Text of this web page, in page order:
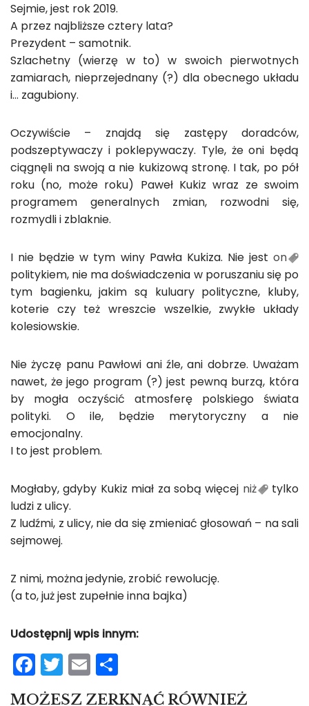
Sejmie, jest rok 2019.
A przez najbliższe cztery lata?
Prezydent – samotnik.
Szlachetny (wierzę w to) w swoich pierwotnych
zamiarach, nieprzejednany (?) dla obecnego układu
i… zagubiony.
Oczywiście – znajdą się zastępy doradców,
podszeptywaczy i poklepywaczy. Tyle, że oni będą
ciągnęli na swoją a nie kukizową stronę. I tak, po pół
roku (no, może roku) Paweł Kukiz wraz ze swoim
programem generalnych zmian, rozwodni się,
rozmydli i zblaknie.
I nie będzie w tym winy Pawła Kukiza. Nie jest on
politykiem, nie ma doświadczenia w poruszaniu się po
tym bagienku, jakim są kuluary polityczne, kluby,
koterie czy też wreszcie wszelkie, zwykłe układy
kolesiowskie.
Nie życzę panu Pawłowi ani źle, ani dobrze. Uważam
nawet, że jego program (?) jest pewną burzą, która
by mogła oczyścić atmosferę polskiego świata
polityki. O ile, będzie merytoryczny a nie
emocjonalny.
I to jest problem.
Mogłaby, gdyby Kukiz miał za sobą więcej niż
tylko
ludzi z ulicy.
Z ludźmi, z ulicy, nie da się zmieniać głosowań – na sali
sejmowej.
Z nimi, można jedynie, zrobić rewolucję.
(a to, już jest zupełnie inna bajka)
Udostępnij wpis innym:
F
a
T
w
E
m h
MOŻESZ ZERKNĄĆ RÓWNIEŻ